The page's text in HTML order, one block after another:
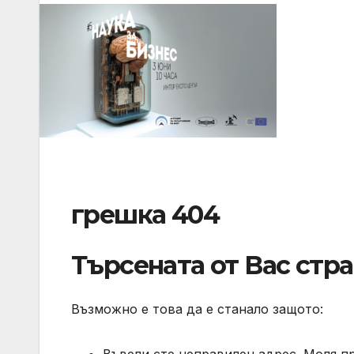
грешка 404
Търсената от Вас
Възможно е това да е станало защото: